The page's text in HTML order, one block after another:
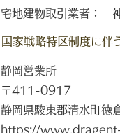
宅地建物取引業者：
国家戦略特区制度に伴
静岡営業所
〒411-0917
静岡県駿東郡清水町徳
https://